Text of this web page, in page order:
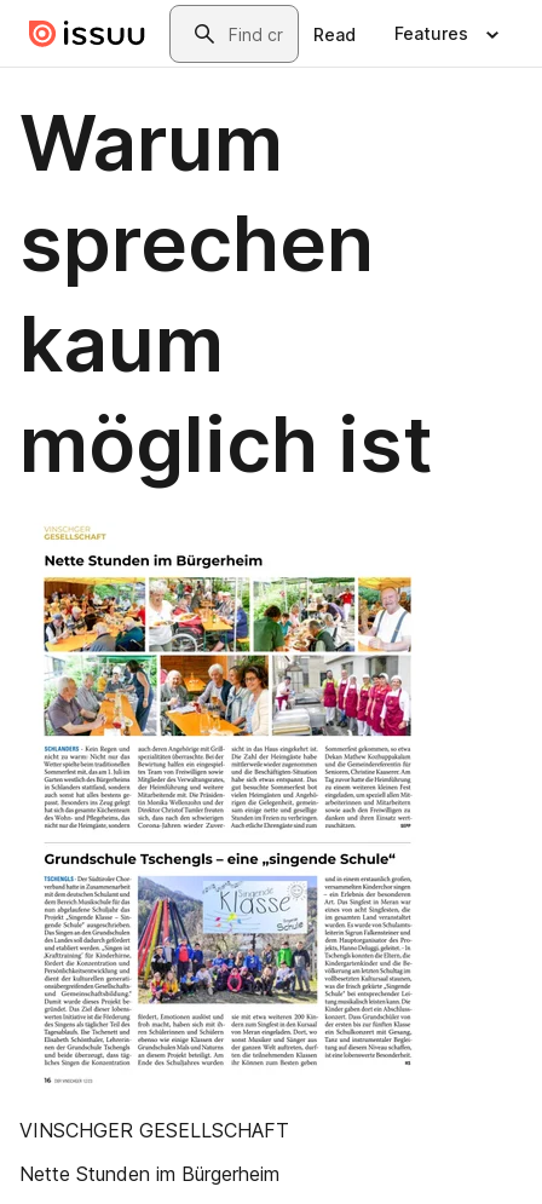
Skip to main contentSearch
Read Features
Warum
sprechen
kaum
möglich ist
VINSCHGER GESELLSCHAFT
Nette Stunden im Bürgerheim